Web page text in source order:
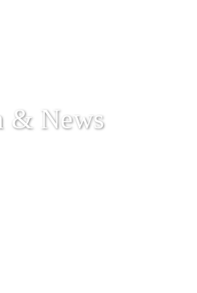
& News